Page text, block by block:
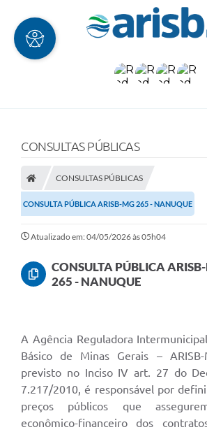
CONSULTAS PÚBLICAS
CONSULTAS PÚBLICAS
CONSULTA PÚBLICA ARISB-MG 265 - NANUQUE
Atualizado em: 04/05/2026 às 05h04
CONSULTA PÚBLICA
265 - NANUQUE
A Agência Reguladora
Básico de Minas Gerais –
previsto no Inciso IV art. 27 do
7.217/2010, é responsável por
preços públicos que
econômico-financeiro dos